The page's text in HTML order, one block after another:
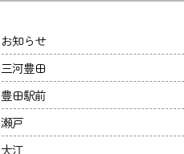
お知らせ
三河豊田
豊田駅前
瀬戸
大江